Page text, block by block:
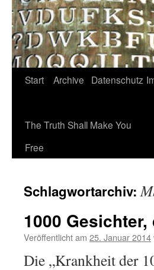
Start Archive Datenschutz
The Truth Shall Make You
Free
Schlagwortarchiv:
1000
Veröffentlicht am 25. Januar 2014
Die „Krankheit der